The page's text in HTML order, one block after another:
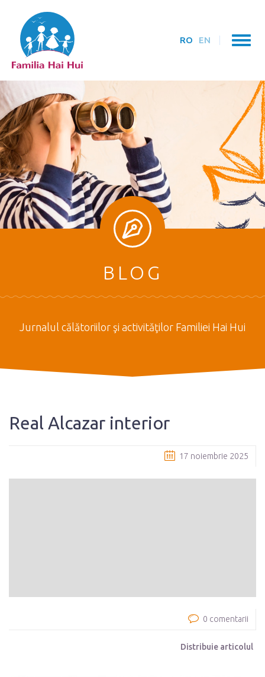
RO EN
BLOG
Jurnalul călătoriilor şi activităţilor Familiei Hai Hui
Real Alcazar interior
17 noiembrie 2025
0 comentarii
Distribuie articolul